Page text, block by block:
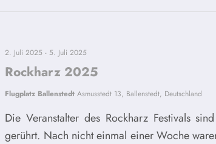
Rockharz 2025
2. Juli 2025 -5. Juli 2025
Flugplatz BallenstedtAsmusstedt 13, Ballenstedt, Deutschland
Die Veranstalter des Rockharz Festivals
gerührt. Nach nicht einmal einer Woche